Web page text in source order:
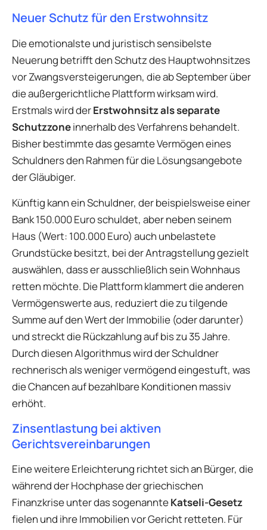
Neuer Schutz für den Erstwohnsitz
Die emotionalste und juristisch sensibelste
Neuerung betrifft den Schutz des Hauptwohnsitzes
vor Zwangsversteigerungen, die ab September über
die außergerichtliche Plattform wirksam wird.
Erstmals wird derErstwohnsitz als separate
Schutzzoneinnerhalb des Verfahrens behandelt.
Bisher bestimmte das gesamte Vermögen eines
Schuldners den Rahmen für die Lösungsangebote
der Gläubiger.
Künftig kann ein Schuldner, der beispielsweise einer
Bank 150.000 Euro schuldet, aber neben seinem
Haus (Wert: 100.000 Euro) auch unbelastete
Grundstücke besitzt, bei der Antragstellung gezielt
auswählen, dass er ausschließlich sein Wohnhaus
retten möchte. Die Plattform klammert die anderen
Vermögenswerte aus, reduziert die zu tilgende
Summe auf den Wert der Immobilie (oder darunter)
und streckt die Rückzahlung auf bis zu 35 Jahre.
Durch diesen Algorithmus wird der Schuldner
rechnerisch als weniger vermögend eingestuft, was
die Chancen auf bezahlbare Konditionen massiv
erhöht.
Zinsentlastung bei aktiven
Gerichtsvereinbarungen
Eine weitere Erleichterung richtet sich an Bürger, die
während der Hochphase der griechischen
Finanzkrise unter das sogenannteKatseli-Gesetz
fielen und ihre Immobilien vor Gericht retteten. Für